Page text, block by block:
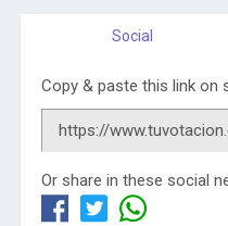
Social
Copy & paste this link on
Or share in these social